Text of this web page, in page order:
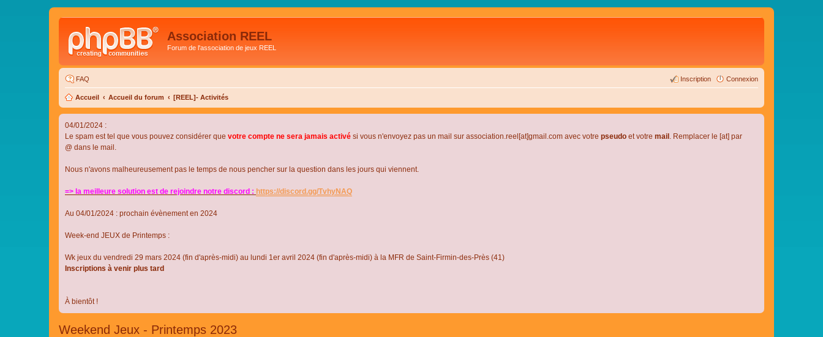
Association REEL
Forum de l'association de jeux REEL
FAQ Connexion
Inscription
Accueil Accueil du forum [REEL]- Activités
04/01/2024 :
Le spam est tel que vous pouvez considérer que votre compte ne sera jamais activé si vous n'envoyez pas un mail sur association.reel[at]gmail.com avec votre pseudo et votre mail . Remplacer le [at] par
@ dans le mail.
Nous n'avons malheureusement pas le temps de nous pencher sur la question dans les jours qui viennent.
=> la meilleure solution est de rejoindre notre discord : https://discord.gg/TvhyNAQ
Au 04/01/2024 : prochain évènement en 2024
Week-end JEUX de Printemps :
Wk jeux du vendredi 29 mars 2024 (fin d'après-midi) au lundi 1er avril 2024 (fin d'après-midi) à la MFR de Saint-Firmin-des-Près (41)
Inscriptions à venir plus tard
À bientôt !
Weekend Jeux - Printemps 2023